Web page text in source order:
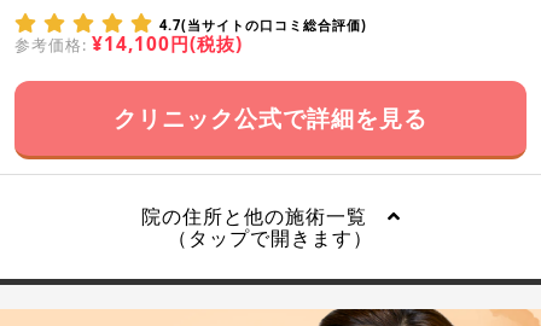
4.7(当サイトの口コミ総合評価)
参考価格: ¥14,100円(税抜)
クリニック公式で詳細を見る
院の住所と他の施術一覧
（タップで開きます）